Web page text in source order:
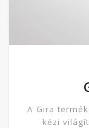
A Gira
kézi